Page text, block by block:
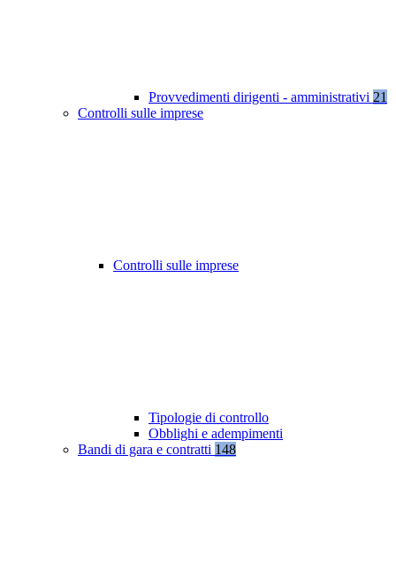
Provvedimenti dirigenti - amministrativi 21
Controlli sulle imprese
Controlli sulle imprese
Tipologie di controllo
Obblighi e adempimenti
Bandi di gara e contratti 148